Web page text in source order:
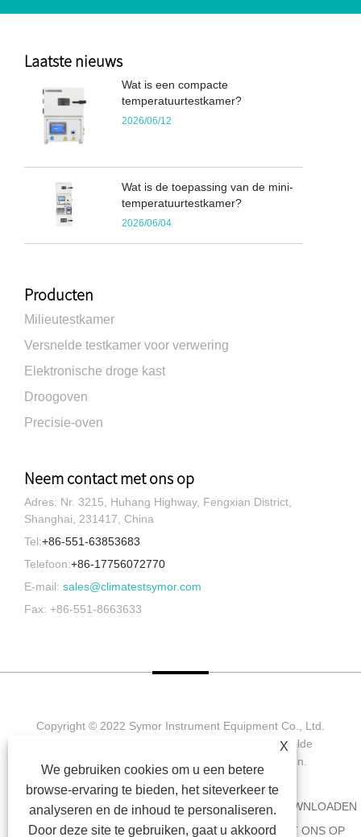
Laatste nieuws
Wat is een compacte
temperatuurtestkamer?
2026/06/12
Wat is de toepassing van de mini-
temperatuurtestkamer?
2026/06/04
Producten
Milieutestkamer
Versnelde testkamer voor verwering
Elektronische droge kast
Droogoven
Precisie-oven
Neem contact met ons op
Adres: Nr. 3215, Huhang Highway, Fengxian District,
Shanghai, 231417, China
Tel:+86-551-63853683
Telefoon:+86-17756072770
E-mail: sales@climatestsymor.com
Fax: +86-551-8663633
Copyright © 2022 Symor Instrument Equipment Co., Ltd.
Milieutestkamer, elektronische droogkast, versnelde
verweringstestkamer. Alle rechten voorbehouden.
HUIS OVER ONS PRODUCTEN NIEUWS
DOWNLOADEN
AANVRAAG VERZENDEN
NEEM CONTACT MET ONS OP
X
We gebruiken cookies om u een betere
browse-ervaring te bieden, het siteverkeer te
analyseren en de inhoud te personaliseren.
Door deze site te gebruiken, gaat u akkoord